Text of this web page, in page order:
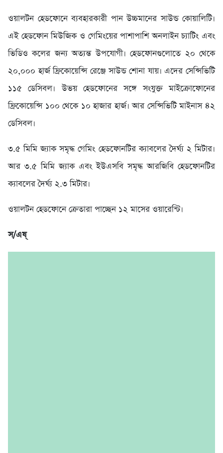
ওয়ালটন হেডফোনে ব্যবহারকারী পান উচ্চমানের সাউন্ড কোয়ালিটি।
এই হেডফোন মিউজিক ও গেমিংয়ের পাশাপাশি অনলাইন চ্যাটিং এবং
ভিডিও কলের জন্য অত্যন্ত উপযোগী। হেডফোনগুলোতে ২০ থেকে
২০,০০০ হার্জ ফ্রিকোয়েন্সি রেঞ্জে সাউন্ড শোনা যায়। এদের সেন্সিভিটি
১১৫ ডেসিবল। উভয় হেডফোনের সঙ্গে সংযুক্ত মাইক্রোফোনের
ফ্রিকোয়েন্সি ১০০ থেকে ১০ হাজার হার্জ। আর সেন্সিভিটি মাইনাস ৪২
ডেসিবল।
৩.৫ মিমি জ্যাক সমৃদ্ধ গেমিং হেডফোনটির ক্যাবলের দৈর্ঘ্য ২ মিটার।
আর ৩.৫ মিমি জ্যাক এবং ইউএসবি সমৃদ্ধ আরজিবি হেডফোনটির
ক্যাবলের দৈর্ঘ্য ২.৩ মিটার।
ওয়ালটন হেডফোনে ক্রেতারা পাচ্ছেন ১২ মাসের ওয়ারেন্টি।
স/এষ্